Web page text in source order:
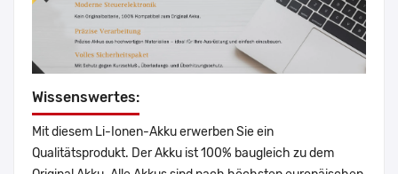
Wissenswertes:
Mit diesem Li-Ionen-Akku erwerben Sie ein
Qualitätsprodukt. Der Akku ist 100% baugleich zu dem